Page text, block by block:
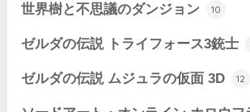
世界樹と不思議のダンジョン 10
ゼルダの伝説 トライフォース3銃士
ゼルダの伝説 ムジュラの仮面 3D 12